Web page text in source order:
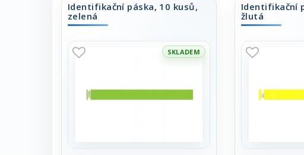
Identifikační páska, 10 kusů,
zelená
SKLADEM
Identifikační
žlutá